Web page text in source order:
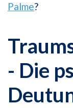
Palme?
- Die